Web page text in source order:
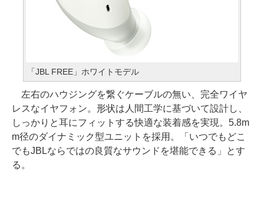
「JBL FREE」ホワイトモデル
左右のハウジングを繋ぐケーブルの無い、完全ワイヤ
レスなイヤフォン。形状は人間工学に基づいて設計し、
しっかりと耳にフィットする快適な装着感を実現。5.8m
m径のダイナミック型ユニットを採用。「いつでもどこ
でもJBLならではの良質なサウンドを堪能できる」とす
る。